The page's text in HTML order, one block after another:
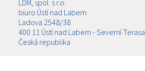
LDM, spol. s r.o.
biuro Ústí nad Labem
Ladova 2548/38
400 11 Ústí nad Labem - Severní Terasa
Česká republika